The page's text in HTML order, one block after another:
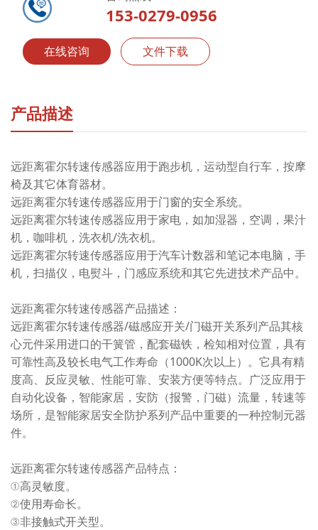
153-0279-0956
在线咨询 文件下载
产品描述
远距离霍尔转速传感器应用于跑步机，运动型自行车，按摩
椅及其它体育器材。
远距离霍尔转速传感器应用于门窗的安全系统。
远距离霍尔转速传感器应用于家电，如加湿器，空调，果汁
机，咖啡机，洗衣机/洗衣机。
远距离霍尔转速传感器应用于汽车计数器和笔记本电脑，手
机，扫描仪，电熨斗，门感应系统和其它先进技术产品中。
远距离霍尔转速传感器产品描述：
远距离霍尔转速传感器/磁感应开关/门磁开关系列产品其核
心元件采用进口的干簧管，配套磁铁，检知相对位置，具有
可靠性高及较长电气工作寿命（1000K次以上）。它具有精
度高、反应灵敏、性能可靠、安装方便等特点。广泛应用于
自动化设备，智能家居，安防（报警，门磁）流量，转速等
场所，是智能家居安全防护系列产品中重要的一种控制元器
件。
远距离霍尔转速传感器产品特点：
①高灵敏度。
②使用寿命长。
③非接触式开关型。